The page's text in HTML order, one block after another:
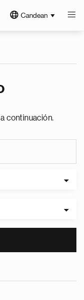
Candean
continuación.